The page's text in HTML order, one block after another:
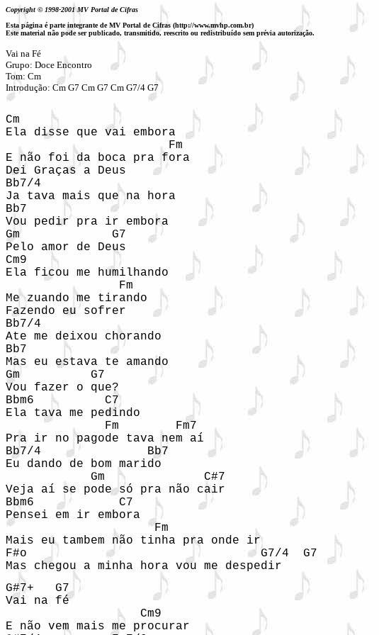
Copyright © 1998-2001 MV Portal de Cifras
Esta página é parte integrante de MV Portal de Cifras (http://www.mvhp.com.br)
Este material não pode ser publicado, transmitido, reescrito ou redistribuído sem prévia autorização.
Vai na Fé
Grupo: Doce Encontro
Tom: Cm
Introdução: Cm G7 Cm G7 Cm G7/4 G7
Cm
Ela disse que vai embora
                       Fm
E não foi da boca pra fora
Dei Graças a Deus
Bb7/4
Ja tava mais que na hora
Bb7
Vou pedir pra ir embora
Gm             G7
Pelo amor de Deus
Cm9
Ela ficou me humilhando
                Fm
Me zuando me tirando
Fazendo eu sofrer
Bb7/4
Ate me deixou chorando
Bb7
Mas eu estava te amando
Gm          G7
Vou fazer o que?
Bbm6          C7
Ela tava me pedindo
              Fm        Fm7
Pra ir no pagode tava nem aí
Bb7/4               Bb7
Eu dando de bom marido
            Gm              C#7
Veja aí se pode só pra não cair
Bbm6            C7
Pensei em ir embora
                     Fm
Mais eu tambem não tinha pra onde ir
F#o                                 G7/4  G7
Mas chegou a minha hora vou me despedir
G#7+   G7
Vai na fé
                   Cm9
E não vem mais me procurar